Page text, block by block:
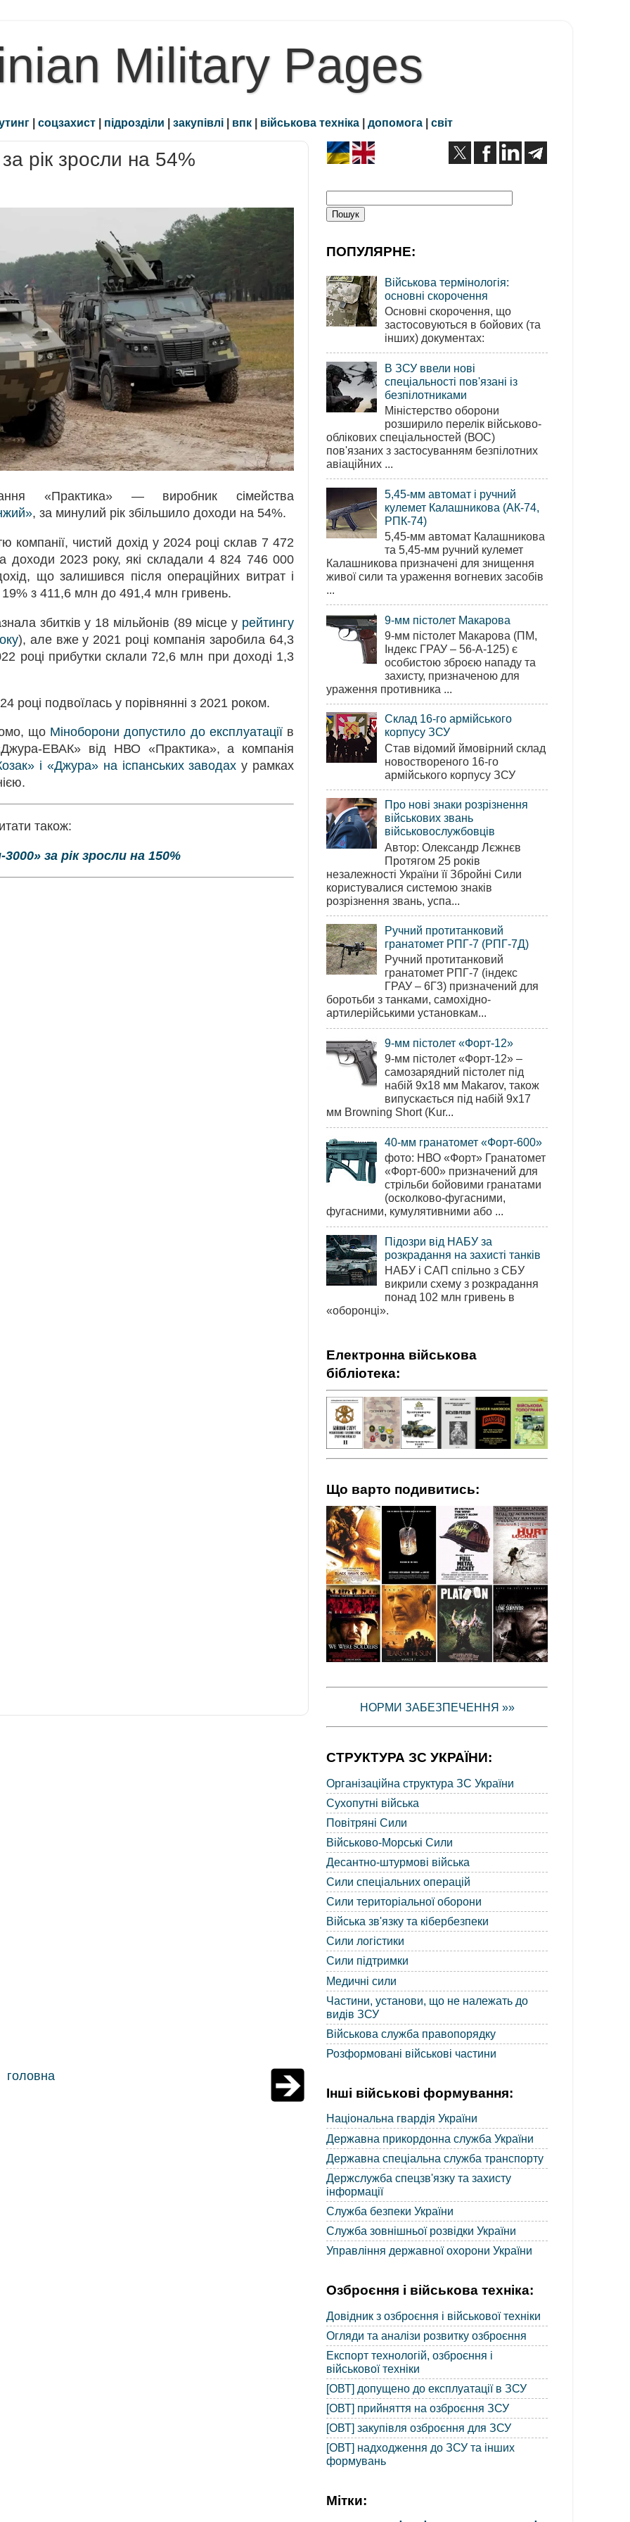
Military Pages
| соцзахист | підрозділи | закупівлі | впк | військова техніка | допомога | світ
рік зросли на 54%
«Практика» — виробник сімейства
, за минулий рік збільшило доходи на 54%.
компанії, чистий дохід у 2024 році склав 7 472
доходи 2023 року, які складали 4 824 746 000
що залишився після операційних витрат і
19% з 411,6 млн до 491,4 млн гривень.
збитків у 18 мільйонів (89 місце у рейтингу
), але вже у 2021 році компанія заробила 64,3
році прибутки склали 72,6 млн при доході 1,3
році подвоїлась у порівнянні з 2021 роком.
що Міноборони допустило до експлуатаціїв
ЕВАК» від НВО «Практика», а компанія
і «Джура» на іспанських заводах у рамках
також:
за рік зросли на 150%
головна
ПОПУЛЯРНЕ:
Військова термінологія:
основні скорочення
Основні скорочення, що
застосовуються в бойових (та
інших) документах:
В ЗСУ ввели нові
спеціальності пов'язані із
безпілотниками
Міністерство оборони
розширило перелік військово-
облікових спеціальностей (ВОС)
пов'язаних з застосуванням безпілотних
авіаційних ...
5,45-мм автомат і ручний
кулемет Калашникова (АК-74,
РПК-74)
5,45-мм автомат Калашникова
та 5,45-мм ручний кулемет
Калашникова призначені для знищення
живої сили та ураження вогневих засобів
...
9-мм пістолет Макарова
9-мм пістолет Макарова (ПМ,
Індекс ГРАУ – 56-А-125) є
особистою зброєю нападу та
захисту, призначеною для
ураження противника ...
Склад 16-го армійського
корпусу ЗСУ
Став відомий ймовірний склад
новоствореного 16-го
армійського корпусу ЗСУ
Про нові знаки розрізнення
військових звань
військовослужбовців
Автор: Олександр Лєжнєв
Протягом 25 років
незалежності України її Збройні Сили
користувалися системою знаків
розрізнення звань, успа...
Ручний протитанковий
гранатомет РПГ-7 (РПГ-7Д)
Ручний протитанковий
гранатомет РПГ-7 (індекс
ГРАУ – 6Г3) призначений для
боротьби з танками, самохідно-
артилерійськими установкам...
9-мм пістолет «Форт-12»
9-мм пістолет «Форт-12» –
самозарядний пістолет під
набій 9х18 мм Makarov, також
випускається під набій 9х17
мм Browning Short (Kur...
40-мм гранатомет «Форт-600»
фото: НВО «Форт» Гранатомет
«Форт-600» призначений для
стрільби бойовими гранатами
(осколково-фугасними,
фугасними, кумулятивними або ...
Підозри від НАБУ за
розкрадання на захисті танків
НАБУ і САП спільно з СБУ
викрили схему з розкрадання
понад 102 млн гривень в
«оборонці».
Електронна військова
бібліотека:
Що варто подивитись:
НОРМИ ЗАБЕЗПЕЧЕННЯ »»
СТРУКТУРА ЗС УКРАЇНИ:
Організаційна структура ЗС України
Сухопутні війська
Повітряні Сили
Військово-Морські Сили
Десантно-штурмові війська
Сили спеціальних операцій
Сили територіальної оборони
Війська зв'язку та кібербезпеки
Сили логістики
Сили підтримки
Медичні сили
Частини, установи, що не належать до
видів ЗСУ
Військова служба правопорядку
Розформовані військові частини
Інші військові формування:
Національна гвардія України
Державна прикордонна служба України
Державна спеціальна служба транспорту
Держслужба спецзв'язку та захисту
інформації
Служба безпеки України
Служба зовнішньої розвідки України
Управління державної охорони України
Озброєння і військова техніка:
Довідник з озброєння і військової техніки
Огляди та аналізи розвитку озброєння
Експорт технологій, озброєння і
військової техніки
[ОВТ] допущено до експлуатації в ЗСУ
[ОВТ] прийняття на озброєння ЗСУ
[ОВТ] закупівля озброєння для ЗСУ
[ОВТ] надходження до ЗСУ та інших
формувань
Мітки: